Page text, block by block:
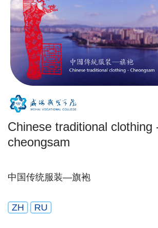
Chinese traditional clothing
cheongsam
中国传统服装—旗袍
ZH RU